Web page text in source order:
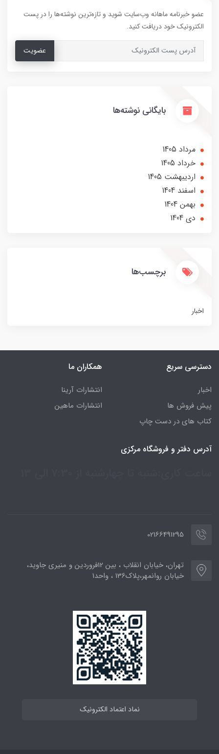
عضو خبرنامه ماهانه وب‌سایت شوید و تازه‌ترین نوشته‌ها را در پست
الکترونیک خود دریافت کنید.
عضویت
بایگانی نوشته‌ها
مرداد 1405
خرداد 1405
ارديبهشت 1405
اسفند 1404
بهمن 1404
دی 1404
برچسب‌ها
اخبار
دسترسی سریع
اخبار
پیش فروش ها
کتاب های در دست چاپ
همکاران ما
انتشارات آرینا
انتشارات ماهین
آدرس دفتر و فروشگاه مرکزی
02166491295
تهران، خیابان انقلاب ، بین 12فروردین و منیری جاوید،
خیابان روانمهر،پلاک136 ، واحد1
نماد اعتماد الکترونیک